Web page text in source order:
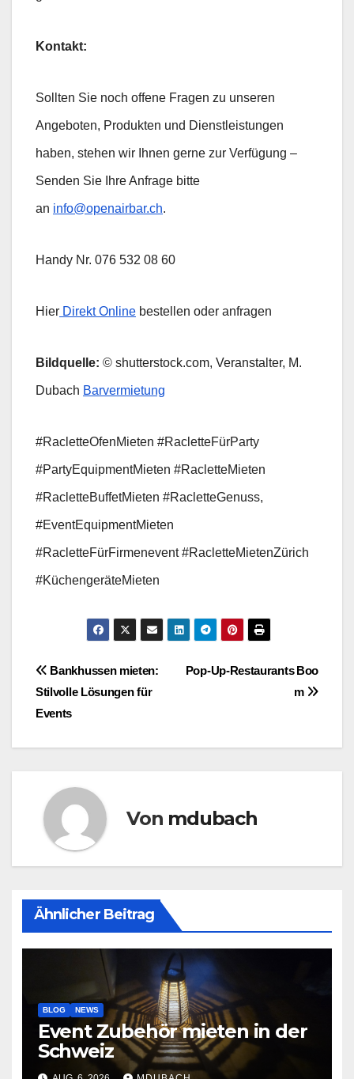
Kontakt:
Sollten Sie noch offene Fragen zu unseren
Angeboten, Produkten und Dienstleistungen
haben, stehen wir Ihnen gerne zur Verfügung –
Senden Sie Ihre Anfrage bitte
an info@openairbar.ch.
Handy Nr. 076 532 08 60
Hier Direkt Online bestellen oder anfragen
Bildquelle: © shutterstock.com, Veranstalter, M.
Dubach Barvermietung
#RacletteOfenMieten #RacletteFürParty
#PartyEquipmentMieten #RacletteMieten
#RacletteBuffetMieten #RacletteGenuss,
#EventEquipmentMieten
#RacletteFürFirmenevent #RacletteMietenZürich
#KüchengeräteMieten
Beitragsnavigation
Pop‑Up‑Restaurants Boo
m
Bankhussen mieten:
Stilvolle Lösungen für
Events
Von mdubach
Ähnlicher Beitrag
BLOG NEWS
Event Zubehör mieten in der
Schweiz